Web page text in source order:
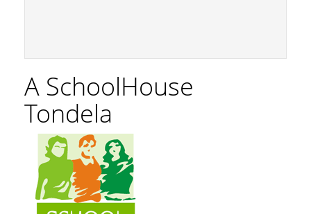
A SchoolHouse
Tondela